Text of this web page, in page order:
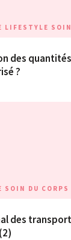
LIFESTYLE
des
?
SOIN DU CORPS
des